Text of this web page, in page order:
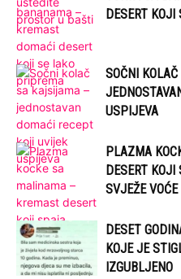
DESERT KOJI
SOČNI
USPIJEVA
PLAZMA
DESERT
SVJEŽE VOĆE
DESET
KOJE JE
IZGUBLJENO